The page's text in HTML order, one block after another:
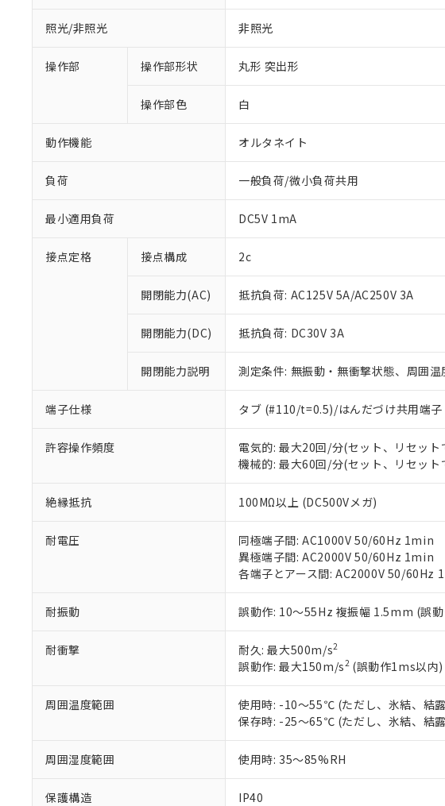
照光/非照光 非照光
操作部 操作部形状 丸形 突出形
操作部色 白
動作機能 オルタネイト
負荷 一般負荷/微小負荷共用
最小適用負荷 DC5V 1mA
接点定格 接点構成 2c
開閉能力(AC) 抵抗負荷: AC125V 5A/AC250V 3A
開閉能力(DC) 抵抗負荷: DC30V 3A
開閉能力説明 測定条件: 無振動・無衝撃状態、周
端子仕様 タブ (#110/t=0.5)/はんだづけ共用端子
許容操作頻度
電気的: 最大20回/分(セット、リセット
機械的: 最大60回/分(セット、リセット
絶縁抵抗 100MΩ以上 (DC500Vメガ)
耐電圧
同極端子間: AC1000V 50/60Hz 1min
異極端子間: AC2000V 50/60Hz 1min
各端子とアース間: AC2000V 50/60Hz
耐振動 誤動作: 10～55Hz 複振幅 1.5mm (誤
耐衝撃 耐久: 最大500m/s2
誤動作: 最大150m/s2(誤動作1ms以内)
周囲温度範囲
使用時: -10～55℃ (ただし、氷結、結
保存時: -25～65℃ (ただし、氷結、結
周囲湿度範囲 使用時: 35～85%RH
保護構造 IP40
ご利用条件
以下の条件をお読みいただき、同意
本サービスは、当社制御機器
くものです。
当社制御機器事業取扱商品の
在庫状況および標準価格照会
い。
正式な納期状況および標準価
当社販売員にご相談ください。
オムロン制御機器販売店や当
在庫状況および標準価格結果
す。
マイパーツ機能（部品リスト
ている必要があります。
が、当社の製品・サービスに
さい。
※1 対応状況
対応予定：EU RoHS指令（10物質
対応予定なし：EU RoHS指令（10
調査・確認中：EU RoHS指令（10
非該当品：ライセンス料など無形物
仕入先様の事情により、非含有部
があります。
*EU RoHS指令（10物質）：
鉛(Pb) 1000ppm以下、 水銀(Hg) 1000ppm以
六価クロム(Cr(Ⅵ)) 1000ppm以下、ポリ臭化
フタル酸ビス(2-エチルヘキシル) (DEHP)(別
ル（DBP） 1000ppm以下、フタル酸ジイソ
但し、RoHS指令で産業用監視および制御機
フタル酸エステル類の４物質については閾値
※2 対応予定月
部品在庫の切り替え状況などによ
※3 非含有証明書ダウンロード
「○」：最大均質材料含有率が中国
「×」：最大均質材料含有率が中国
「－」：未確認です。当社販売部門
*中国RoHS10物質の基準値 (GB/T26572)：
DBP(フタル酸ジブチル) : 1000ppm、 DIBP(
※2 環境保護使用期限
「ｅ」：有害物質（10物質）のす
「10」：通常の使用状況下におい
味します。
「－」：未確認です。当社販売部門
当社は、これら貴社製品のう
う）を輸出または国外への提
などの必要な手続きをとりま
当社は規制貨物を破棄する場
当社は貴社製品を、核兵器、
置等に一切使用いたしません
当社は、貴社製品を第三者に
また当社は、販売先および販
たしません。
記
号
説明
○ 一定数以上の在庫あり
△ 一定数には満たないが在庫
－
在庫なし(最新の在庫状況
機器販売店・当社販売員
空
白
受注生産機種、また在庫